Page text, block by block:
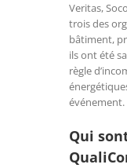
Veritas,
trois des
bâtiment,
ils ont été
règle
événement.
Qui